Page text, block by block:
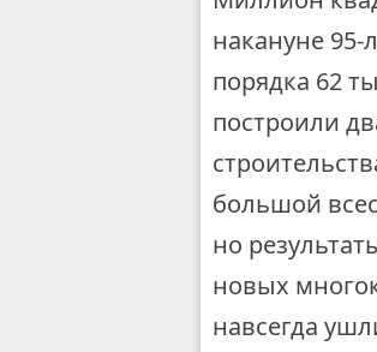
накануне 95-
порядка 62
построили
большой
но
новых
навсегда